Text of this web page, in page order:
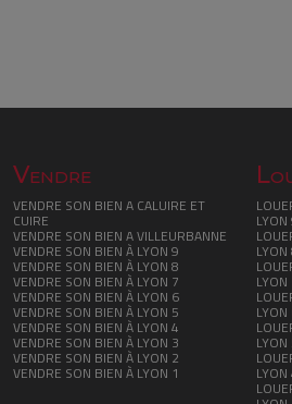
Vendre
VENDRE SON BIEN A CALUIRE ET
CUIRE
VENDRE SON BIEN A VILLEURBANNE
VENDRE SON BIEN À LYON 9
VENDRE SON BIEN À LYON 8
VENDRE SON BIEN À LYON 7
VENDRE SON BIEN À LYON 6
VENDRE SON BIEN À LYON 5
VENDRE SON BIEN À LYON 4
VENDRE SON BIEN À LYON 3
VENDRE SON BIEN À LYON 2
VENDRE SON BIEN À LYON 1
LYON
LYON
LYON
LYON
LYON